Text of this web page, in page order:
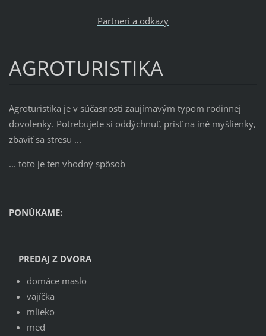
Partneri a odkazy
AGROTURISTIKA
Agroturistika je v súčasnosti zaujímavým typom rodinnej
dovolenky. Potrebujete si oddýchnuť, prísť na iné myšlienky,
zbaviť sa stresu ...
... toto je ten vhodný spôsob
PONÚKAME:
PREDAJ Z DVORA
domáce maslo
vajíčka
mlieko
med